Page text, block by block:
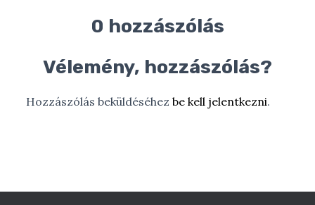
0 hozzászólás
Vélemény, hozzászólás?
Hozzászólás beküldéséhezbe kell jelentkezni.